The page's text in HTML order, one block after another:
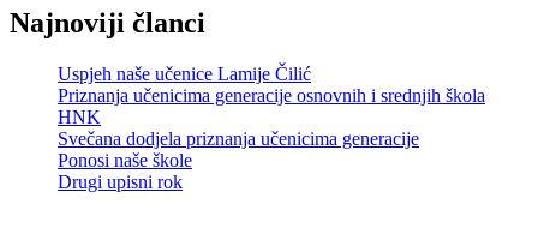
Najnoviji članci
Uspjeh naše učenice Lamije Čilić
Priznanja učenicima generacije osnovnih i srednjih škola
HNK
Svečana dodjela priznanja učenicima generacije
Ponosi naše škole
Drugi upisni rok